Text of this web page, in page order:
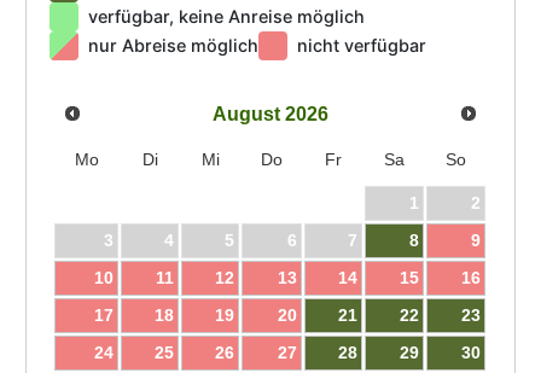
verfügbar, keine Anreise möglich
nur Abreise möglich
nicht verfügbar
August 2026
Mo Di Mi Do Fr Sa So
1
2
3
4 5 6 7 8
9
10
11 12 13 14 15
16
17
18 19 20 21 22
23
24
25 26 27 28 29
30